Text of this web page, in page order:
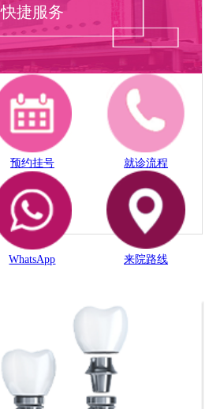
快捷服务
预约挂号 就诊流程
WhatsApp 来院路线